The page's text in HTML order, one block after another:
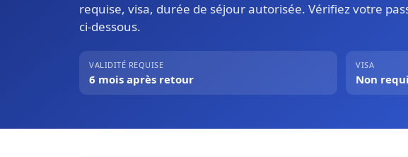
requise, visa, durée de séjour autorisée. Vérifiez votre
ci-dessous.
VALIDITÉ REQUISE
6 mois après retour
VISA
Non